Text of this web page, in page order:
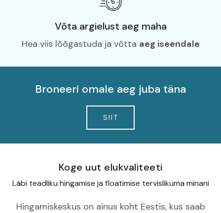
Võta argielust aeg maha
Hea viis lõõgastuda ja võtta aeg iseendale
Broneeri omale aeg juba täna
SIIT
Koge uut elukvaliteeti
Läbi teadliku hingamise ja floatimise tervislikuma minani
Hingamiskeskus on ainus koht Eestis, kus saab